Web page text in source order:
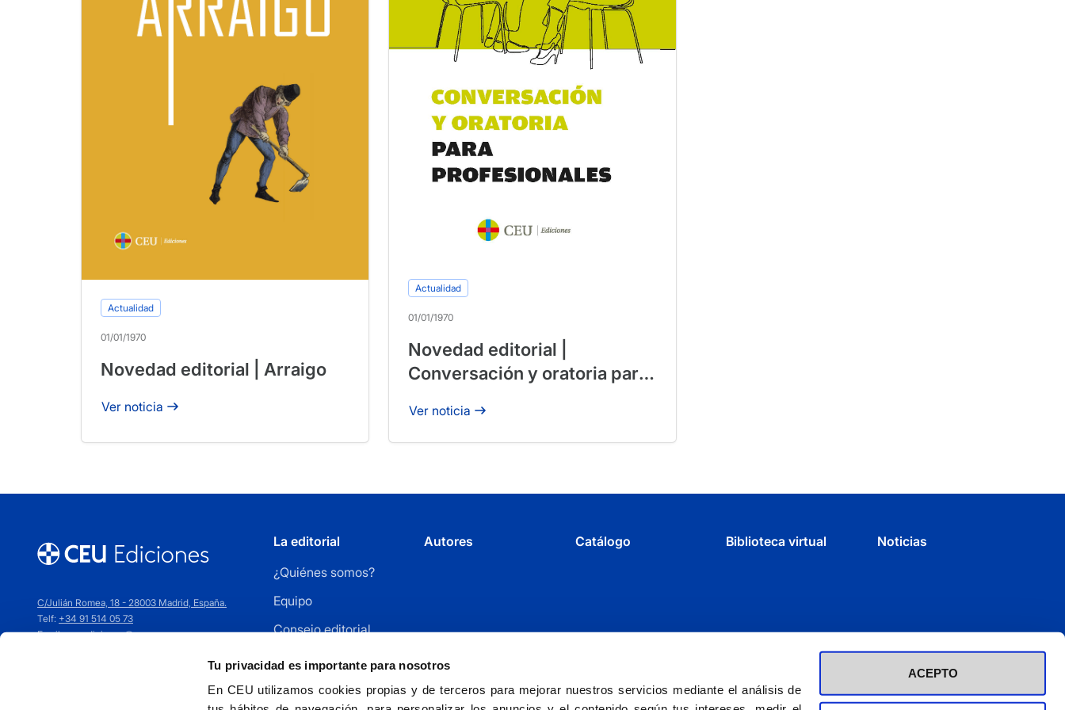
Tu privacidad es importante para nosotros
En CEU utilizamos cookies propias y de terceros para mejorar nuestros servicios mediante el análisis de
ACEPTO
Actualidad
01/01/1970
Novedad editorial | Arraigo
Ver noticia
Actualidad
01/01/1970
Novedad editorial |
Conversación y oratoria para
Ver noticia
C/Julián Romea, 18 - 28003 Madrid, España.
Telf: +34 91 514 05 73
Email:ceuediciones@ceu.es
La editorial
¿Quiénes somos?
Equipo
Consejo editorial
Cómo publicar
Distribuidores
Autores Catálogo Biblioteca virtual Noticias